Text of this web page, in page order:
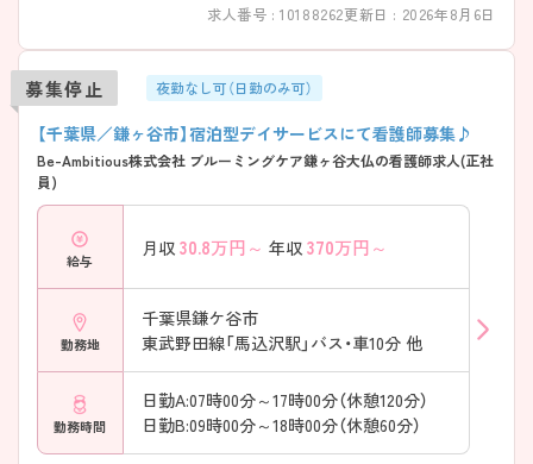
求人番号 : 10188262更新日 : 2026年8月6日
募集停止 夜勤なし可（日勤のみ可）
【千葉県／鎌ヶ谷市】宿泊型デイサービスにて看護師募集♪
Be-Ambitious株式会社 ブルーミングケア鎌ヶ谷大仏の看護師求人(正社
員)
給与
月収 30.8万円～ 年収 370万円～
勤務地
千葉県鎌ケ谷市
東武野田線「馬込沢駅」バス・車10分 他
勤務時間
日勤A:07時00分～17時00分（休憩120分）
日勤B:09時00分～18時00分（休憩60分）